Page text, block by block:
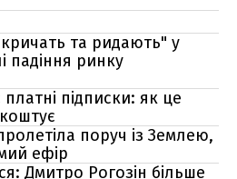
та ридають" у
падіння ринку
підписки: як це
поруч із Землею,
ефір
Дмитро Рогозін більше